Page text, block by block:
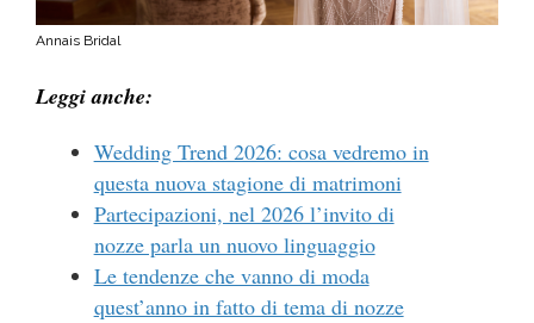
Annais Bridal
Leggi anche:
Wedding Trend 2026: cosa vedremo in
questa nuova stagione di matrimoni
Partecipazioni, nel 2026 l’invito di
nozze parla un nuovo linguaggio
Le tendenze che vanno di moda
quest’anno in fatto di tema di nozze